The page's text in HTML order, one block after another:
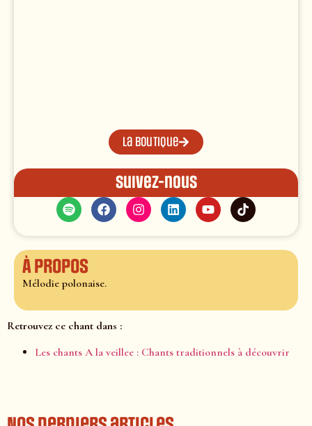
La boutique
Suivez-nous
À propos
Mélodie polonaise.
Retrouvez ce chant dans :
Les chants A la veillee : Chants traditionnels à découvrir